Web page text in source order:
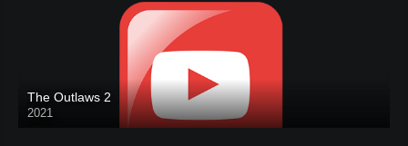
The Outlaws 2
2021